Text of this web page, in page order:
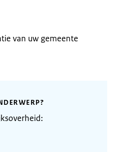
van uw gemeente